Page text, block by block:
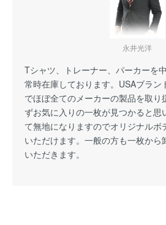
永井光洋
Tシャツ、トレーナー、パーカーを
常時在庫しております。USAブラン
でほぼ全てのメーカーの製品を取り
ずお気に入りの一枚が見つかると思
て無地になりますのでオリジナルボ
いただけます。一般の方も一枚から
いただきます。